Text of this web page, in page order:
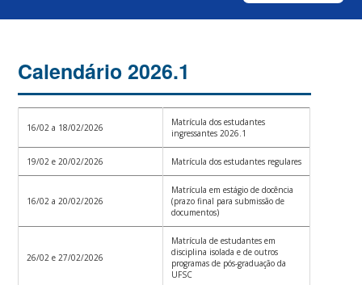
Calendário 2026.1
16/02 a 18/02/2026
Matrícula dos estudantes
ingressantes 2026.1
19/02 e 20/02/2026 Matrícula dos estudantes regulares
16/02 a 20/02/2026
Matrícula em estágio de docência
(prazo final para submissão de
documentos)
26/02 e 27/02/2026
Matrícula de estudantes em
disciplina isolada e de outros
programas de pós-graduação da
UFSC